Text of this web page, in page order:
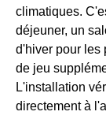
climatiques.
déjeuner, un
d'hiver pour les
de jeu
L'installation
directement à